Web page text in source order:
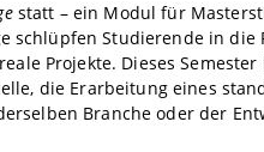
statt – ein Modul für
schlüpfen Studierende in die
Projekte. Dieses
die Erarbeitung eines
Branche oder der